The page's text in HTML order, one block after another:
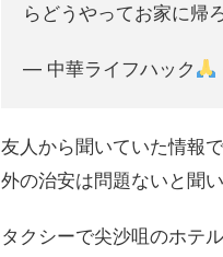
らどうやってお家に帰
— 中華ライフハック
友人から聞いていた情報
外の治安は問題ないと聞
タクシーで尖沙咀のホテ